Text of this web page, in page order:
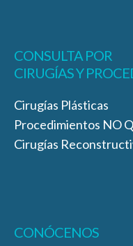
CONSULTA POR
CIRUGÍAS Y
Cirugías Plásticas
Procedimientos NO
Cirugías
CONÓCENOS